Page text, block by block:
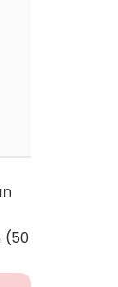
(50